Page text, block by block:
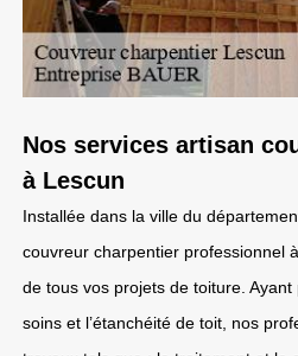
Nos services artisan
à Lescun
Installée dans la ville du
couvreur charpentier professionnel
de tous vos projets de toiture. Ayant
soins et l’étanchéité de toit, nos